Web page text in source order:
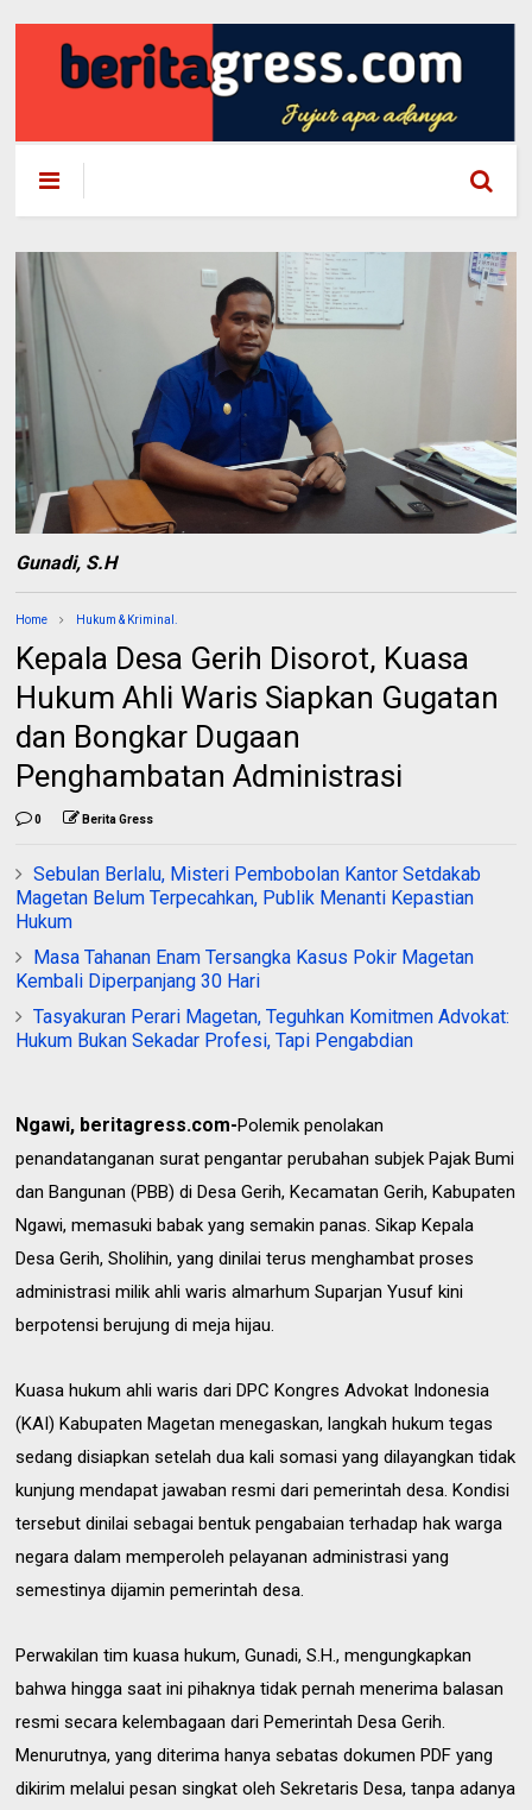
Gunadi, S.H
Home Hukum & Kriminal.
Kepala Desa Gerih Disorot, Kuasa
Hukum Ahli Waris Siapkan Gugatan
dan Bongkar Dugaan
Penghambatan Administrasi
0 Berita Gress
Sebulan Berlalu, Misteri Pembobolan Kantor Setdakab
Magetan Belum Terpecahkan, Publik Menanti Kepastian
Hukum
Masa Tahanan Enam Tersangka Kasus Pokir Magetan
Kembali Diperpanjang 30 Hari
Tasyakuran Perari Magetan, Teguhkan Komitmen Advokat:
Hukum Bukan Sekadar Profesi, Tapi Pengabdian
Ngawi, beritagress.com-Polemik penolakan
penandatanganan surat pengantar perubahan subjek Pajak Bumi
dan Bangunan (PBB) di Desa Gerih, Kecamatan Gerih, Kabupaten
Ngawi, memasuki babak yang semakin panas. Sikap Kepala
Desa Gerih, Sholihin, yang dinilai terus menghambat proses
administrasi milik ahli waris almarhum Suparjan Yusuf kini
berpotensi berujung di meja hijau.
Kuasa hukum ahli waris dari DPC Kongres Advokat Indonesia
(KAI) Kabupaten Magetan menegaskan, langkah hukum tegas
sedang disiapkan setelah dua kali somasi yang dilayangkan tidak
kunjung mendapat jawaban resmi dari pemerintah desa. Kondisi
tersebut dinilai sebagai bentuk pengabaian terhadap hak warga
negara dalam memperoleh pelayanan administrasi yang
semestinya dijamin pemerintah desa.
Perwakilan tim kuasa hukum, Gunadi, S.H., mengungkapkan
bahwa hingga saat ini pihaknya tidak pernah menerima balasan
resmi secara kelembagaan dari Pemerintah Desa Gerih.
Menurutnya, yang diterima hanya sebatas dokumen PDF yang
dikirim melalui pesan singkat oleh Sekretaris Desa, tanpa adanya